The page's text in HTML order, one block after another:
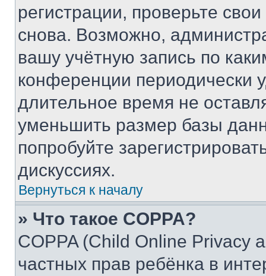
регистрации, проверьте
снова. Возможно,
вашу учётную запись по
конференции периодически
длительное время не
уменьшить размер базы
попробуйте
дискуссиях.
Вернуться к началу
» Что такое COPPA?
COPPA (Child Online Privacy
частных прав ребёнка в